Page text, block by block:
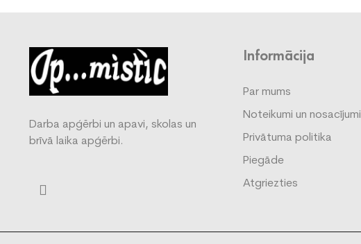
Darba apģērbi un apavi, skolas un
brīvā laika apģērbi.
Informācija
Par mums
Noteikumi un nosacījumi
Privātuma politika
Piegāde
Atgriezties